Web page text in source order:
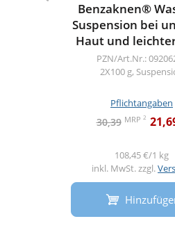
Benzaknen®
Suspension bei
Haut und
PZN/Art.Nr.:
2X100 g,
Pflichtangaben
30,39 MRP 2
108,45 €/1 kg
inkl. MwSt. zzgl.